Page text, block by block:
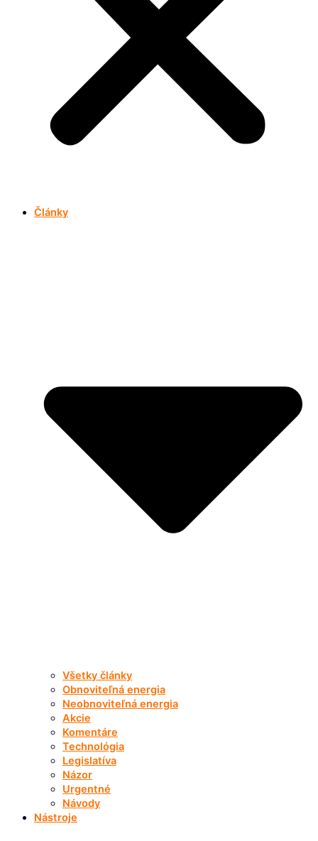
Články
Všetky články
Obnoviteľná energia
Neobnoviteľná energia
Akcie
Komentáre
Technológia
Legislatíva
Názor
Urgentné
Návody
Nástroje